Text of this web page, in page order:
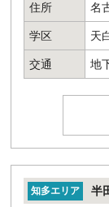
住所 名
学区 天
交通 地
知多エリア 半